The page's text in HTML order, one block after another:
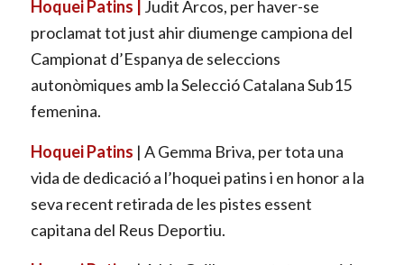
Hoquei Patins | Judit Arcos, per haver-se
proclamat tot just ahir diumenge campiona del
Campionat d’Espanya de seleccions
autonòmiques amb la Selecció Catalana Sub15
femenina.
Hoquei Patins | A Gemma Briva, per tota una
vida de dedicació a l’hoquei patins i en honor a la
seva recent retirada de les pistes essent
capitana del Reus Deportiu.